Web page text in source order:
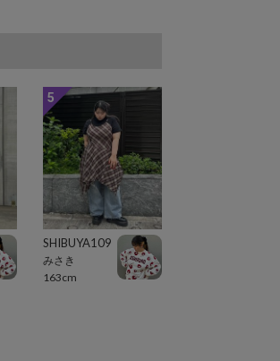
SHIBUYA109
みさき
163cm
5